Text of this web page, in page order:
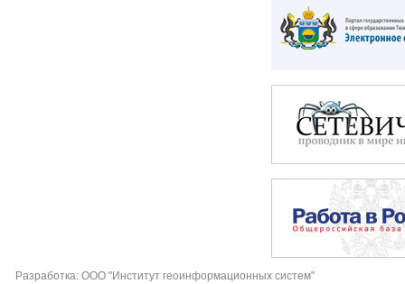
Разработка: ООО "Институт геоинформационных систем"